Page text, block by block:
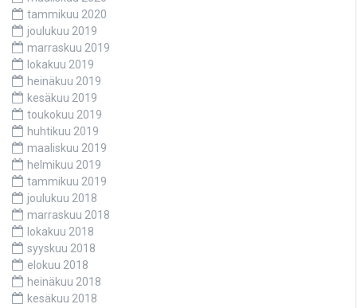
tammikuu 2020
joulukuu 2019
marraskuu 2019
lokakuu 2019
heinäkuu 2019
kesäkuu 2019
toukokuu 2019
huhtikuu 2019
maaliskuu 2019
helmikuu 2019
tammikuu 2019
joulukuu 2018
marraskuu 2018
lokakuu 2018
syyskuu 2018
elokuu 2018
heinäkuu 2018
kesäkuu 2018